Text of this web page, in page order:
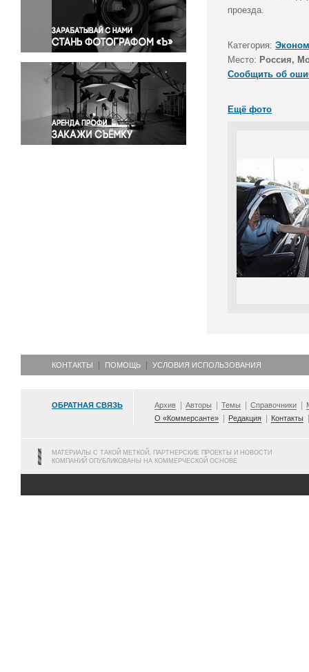
Правосудие
Происшествия и конфликты
Религия
Светская жизнь
Спорт
Экология
Экономика и бизнес
проезда.
Категория:
Место: Россия,
Сообщить об
Ещё фото
КОНТАКТЫ ПОМОЩЬ УСЛОВИЯ ИСПОЛЬЗОВАНИЯ
ОБРАТНАЯ СВЯЗЬ Архив Авторы Темы Справочники
О «Коммерсанте»
Редакция Контакты
МАТЕРИАЛЫ С ТАКОЙ МЕТКОЙ, ПАРТНЕРСКИЕ ПРОЕКТЫ И НОВОСТИ
КОМПАНИЙ ОПУБЛИКОВАНЫ НА КОММЕРЧЕСКОЙ ОСНОВЕ